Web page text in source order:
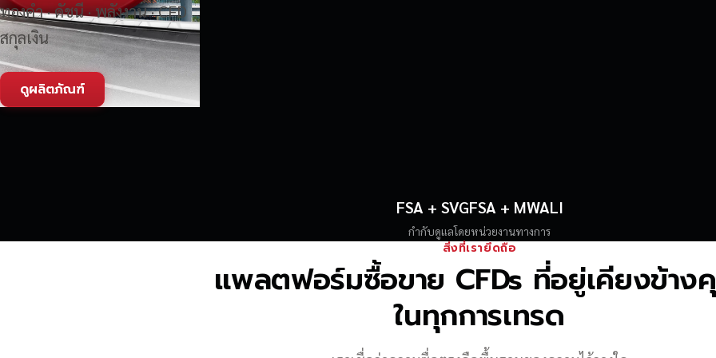
ทองคำ · ดัชนี · พลังงาน · CFD
สกุลเงิน
ดูผลิตภัณฑ์
FSA + SVGFSA + MWALI
กำกับดูแลโดยหน่วยงานทางการ
สิ่งที่เรายึดถือ
แพลตฟอร์มซื้อขาย CFDs ที่อยู่เคียงข้า
ในทุกการเทรด